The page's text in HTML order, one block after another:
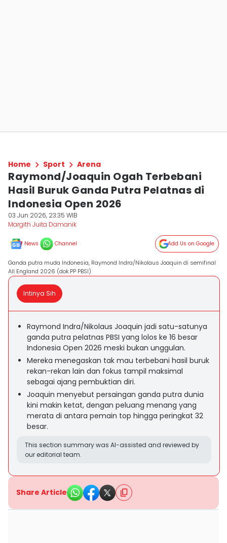
Home Sport Arena
Raymond/Joaquin Ogah Terbebani
Hasil Buruk Ganda Putra Pelatnas di
Indonesia Open 2026
03 Jun 2026, 23:35 WIB
Margith Juita Damanik
News Channel Add Us on Google
Ganda putra muda Indonesia, Raymond Indra/Nikolaus Joaquin di semifinal
All England 2026 (dok.PP PBSI)
Intinya Sih
Raymond Indra/Nikolaus Joaquin jadi satu-satunya
ganda putra pelatnas PBSI yang lolos ke 16 besar
Indonesia Open 2026 meski bukan unggulan.
Mereka menegaskan tak mau terbebani hasil buruk
rekan-rekan lain dan fokus tampil maksimal
sebagai ajang pembuktian diri.
Joaquin menyebut persaingan ganda putra dunia
kini makin ketat, dengan peluang menang yang
merata di antara pemain top hingga peringkat 32
besar.
This section summary was AI-assisted and reviewed by
our editorial team.
Share Article